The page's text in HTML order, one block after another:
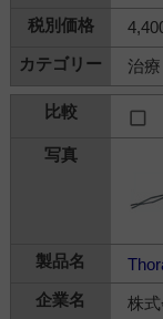
治
株